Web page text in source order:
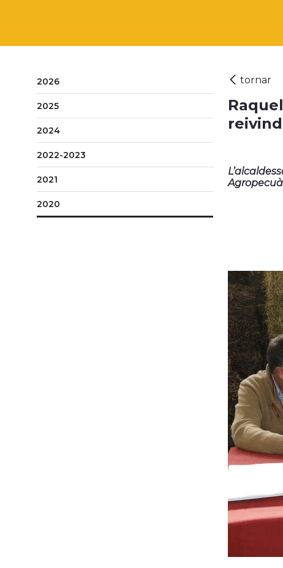
2026
2025
2024
2022-2023
2021
2020